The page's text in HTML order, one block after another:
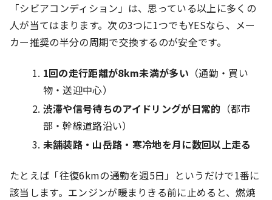
「シビアコンディション」は、思っている以上に多くの
人が当てはまります。次の3つに1つでもYESなら、メー
カー推奨の半分の周期で交換するのが安全です。
1回の走行距離が8km未満が多い （通勤・買い
物・送迎中心）
渋滞や信号待ちのアイドリングが日常的 （都市
部・幹線道路沿い）
未舗装路・山岳路・寒冷地を月に数回以上走る
たとえば「往復6kmの通勤を週5日」というだけで1番に
該当します。エンジンが暖まりきる前に止めると、燃焼